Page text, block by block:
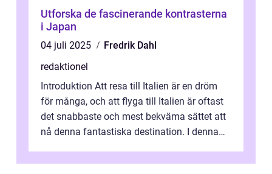
Utforska de fascinerande kontrasterna
i Japan
04 juli 2025
Fredrik Dahl
redaktionel
Introduktion Att resa till Italien är en dröm
för många, och att flyga till Italien är oftast
det snabbaste och mest bekväma sättet att
nå denna fantastiska destination. I denna